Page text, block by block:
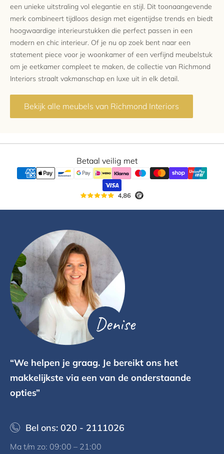
een unieke uitstraling vol elegantie en stijl. Dit toonaangevende
merk combineert tijdloos design met eigentijdse trends en biedt
hoogwaardige interieurstukken die perfect passen in een
modern en chic interieur. Of je nu op zoek bent naar een
statement piece voor je woonkamer of een verfijnd meubelstuk
om je eetkamer compleet te maken, de collectie van Richmond
Interiors straalt vakmanschap en luxe uit in elk detail.
Bekijk alle meubels van Richmond Interiors
Betaal veilig met
Denise
“We helpen je graag. Je bereikt ons het
makkelijkste via een van de onderstaande
opties”
Bel ons: 020 - 2111026
Ma t/m zo: 09:00 – 21:00